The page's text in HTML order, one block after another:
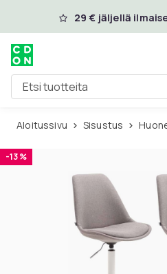
Ohita ja siirry
29 € jäljellä
Etsi tuotteita
Aloitussivu Sisustus
-13 %